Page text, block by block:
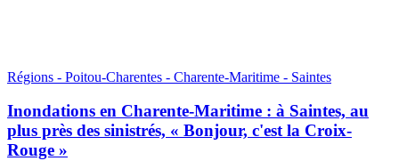
Régions - Poitou-Charentes - Charente-Maritime - Saintes
Inondations en Charente-Maritime : à Saintes, au
plus près des sinistrés, « Bonjour, c'est la Croix-
Rouge »